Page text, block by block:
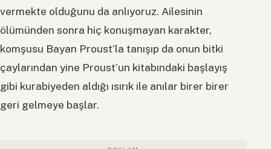
vermekte olduğunu da anlıyoruz. Ailesinin
ölümünden sonra hiç konuşmayan karakter,
komşusu Bayan Proust’la tanışıp da onun bitki
çaylarından yine Proust’un kitabındaki başlayış
gibi kurabiyeden aldığı ısırık ile anılar birer birer
geri gelmeye başlar.